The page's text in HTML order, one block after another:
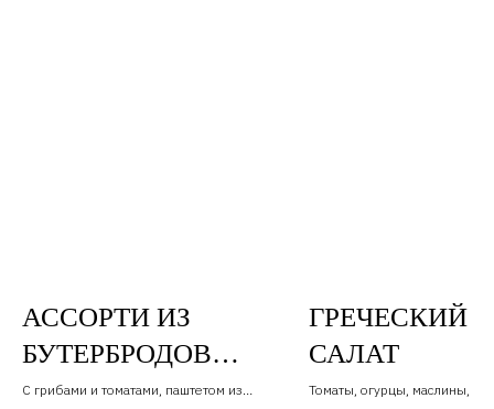
АССОРТИ ИЗ
БУТЕРБРОДОВ
БРУСКЕТТ 3ШТ
С грибами и томатами, паштетом из
ГРЕЧЕСКИЙ
САЛАТ
Томаты, огурцы, маслины,